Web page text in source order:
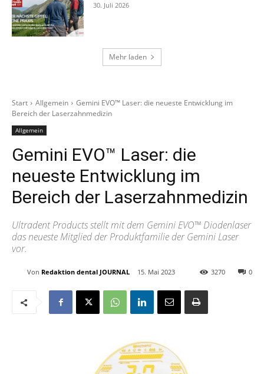
30. Juli 2026
Mehr laden